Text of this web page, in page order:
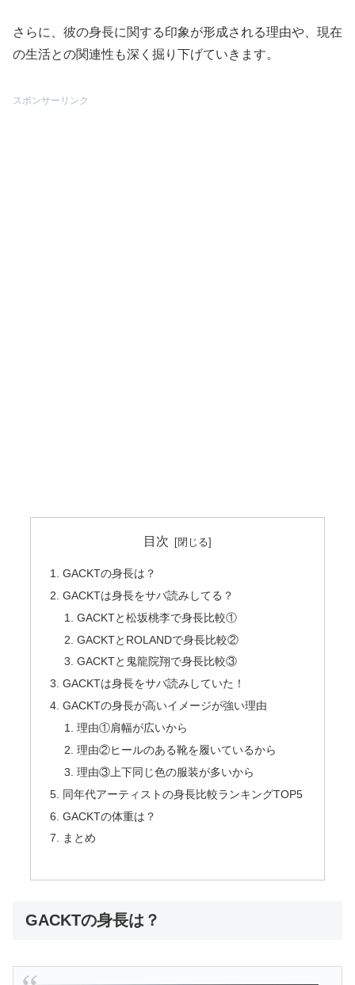
さらに、彼の身長に関する印象が形成される理由や、現在
の生活との関連性も深く掘り下げていきます。
スポンサーリンク
目次
GACKTの身長は？
GACKTは身長をサバ読みしてる？
GACKTと松坂桃李で身長比較①
GACKTとROLANDで身長比較②
GACKTと鬼龍院翔で身長比較③
GACKTは身長をサバ読みしていた！
GACKTの身長が高いイメージが強い理由
理由①肩幅が広いから
理由②ヒールのある靴を履いているから
理由③上下同じ色の服装が多いから
同年代アーティストの身長比較ランキングTOP5
GACKTの体重は？
まとめ
GACKTの身長は？